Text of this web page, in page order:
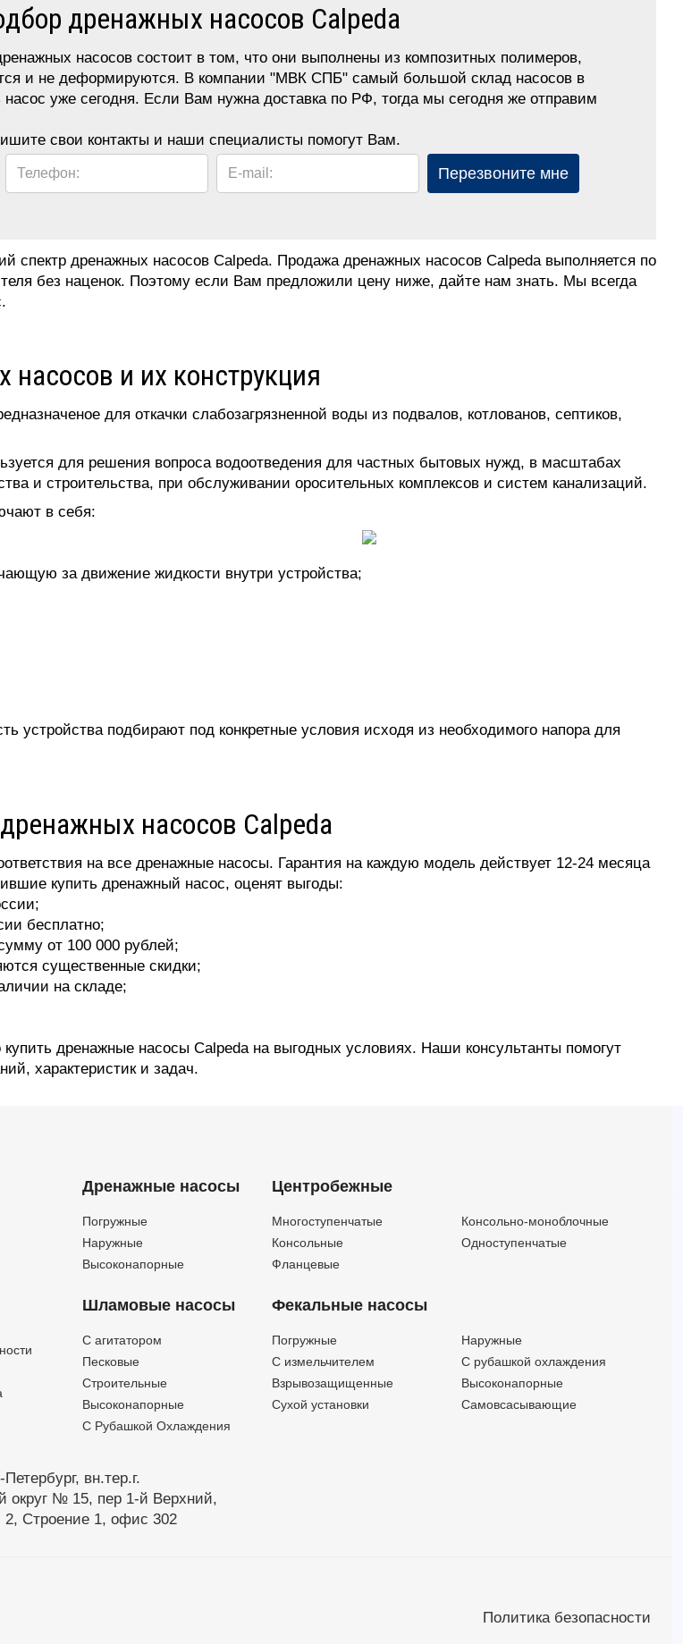
дренажных насосов Calpeda
насосов состоит в том, что они выполнены из композитных полимеров,
и не деформируются. В компании "МВК СПБ" самый большой склад насосов в
уже сегодня. Если Вам нужна доставка по РФ, тогда мы сегодня же отправим
свои контакты и наши специалисты помогут Вам.
Телефон: E-mail: Перезвоните мне
спектр дренажных насосов Calpeda. Продажа дренажных насосов Calpeda выполняется по
без наценок. Поэтому если Вам предложили цену ниже, дайте нам знать. Мы всегда
и их конструкция
для откачки слабозагрязненной воды из подвалов, котлованов, септиков,
для решения вопроса водоотведения для частных бытовых нужд, в масштабах
и строительства, при обслуживании оросительных комплексов и систем канализаций.
в себя:
за движение жидкости внутри устройства;
устройства подбирают под конкретные условия исходя из необходимого напора для
насосов Calpeda
на все дренажные насосы. Гарантия на каждую модель действует 12-24 месяца
купить дренажный насос, оценят выгоды:
бесплатно;
от 100 000 рублей;
существенные скидки;
на складе;
дренажные насосы Calpeda на выгодных условиях. Наши консультанты помогут
характеристик и задач.
Дренажные насосы
Погружные
Наружные
Высоконапорные
Шламовые насосы
C агитатором
Песковые
Строительные
Высоконапорные
С Рубашкой Охлаждения
вн.тер.г.
округ № 15, пер 1-й Верхний,
2, Строение 1, офис 302
Центробежные
Многоступенчатые
Консольно-моноблочные
Консольные
Одноступенчатые
Фланцевые
Фекальные насосы
Погружные
Наружные
C измельчителем
С рубашкой охлаждения
Взрывозащищенные
Высоконапорные
Сухой установки
Самовсасывающие
Политика безопасности